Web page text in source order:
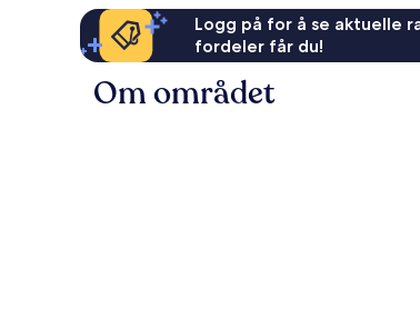
Logg på for å se aktuelle
fordeler får du!
Om området